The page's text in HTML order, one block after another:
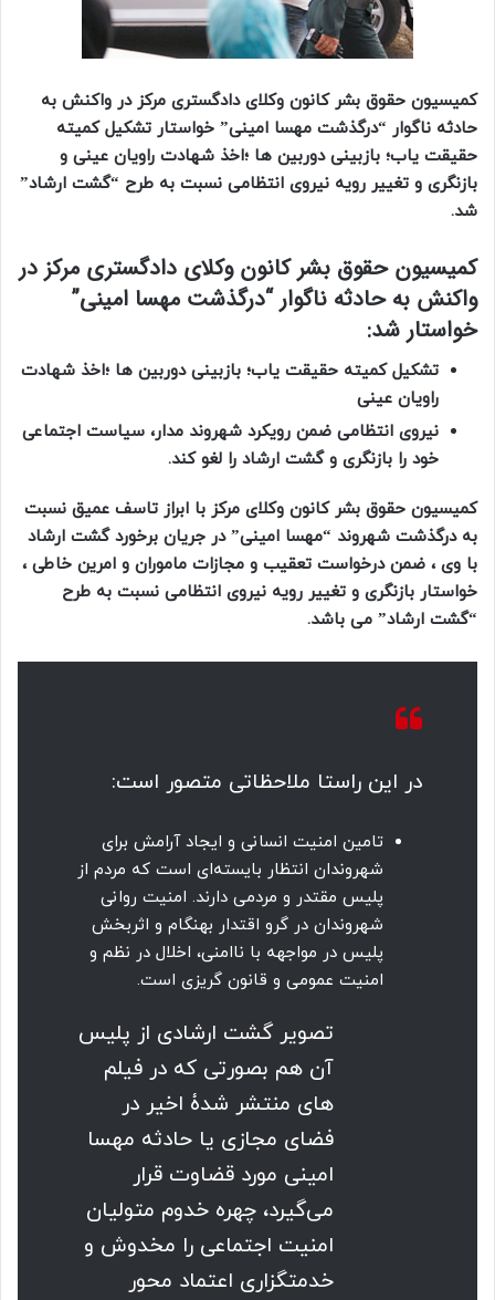
کمیسیون حقوق بشر کانون وکلای دادگستری مرکز در واکنش به
حادثه ناگوار “درگذشت مهسا امینی” خواستار تشکیل کمیته
حقیقت یاب؛ بازبینی دوربین ها ؛اخذ شهادت راویان عینی و
بازنگری و تغییر رویه نیروی انتظامی نسبت به طرح “گشت‌ ارشاد”
شد.
کمیسیون حقوق بشر کانون وکلای دادگستری مرکز در
واکنش به حادثه ناگوار “درگذشت مهسا امینی”
خواستار شد:
تشکیل کمیته حقیقت یاب؛ بازبینی دوربین ها ؛اخذ شهادت
راویان عینی
نیروی انتظامی ضمن رویکرد شهروند مدار، سیاست اجتماعی
خود را بازنگری و گشت ارشاد را لغو کند.
کمیسیون حقوق بشر کانون وکلای مرکز با ابراز تاسف عمیق نسبت
به درگذشت شهروند “مهسا امینی” در جریان برخورد گشت ارشاد
با وی ، ضمن درخواست تعقیب و مجازات ماموران و امرین خاطی ،
خواستار بازنگری و تغییر رویه نیروی انتظامی نسبت به طرح
“گشت‌ ارشاد” می باشد.
در این راستا ملاحظاتی متصور است:
تامین امنیت انسانی و ایجاد آرامش برای
شهروندان انتظار بایسته‌ای است که مردم از
پلیس مقتدر و مردمی دارند. امنیت روانی
شهروندان در گرو اقتدار بهنگام و اثربخش
پلیس در مواجهه با ناامنی، اخلال در نظم و
امنیت عمومی و قانون گریزی است.
تصویر گشت ارشادی از پلیس
آن هم بصورتی که در فیلم
های منتشر شدۀ اخیر در
فضای مجازی یا حادثه مهسا
امینی مورد قضاوت قرار
می‌گیرد، چهره خدوم متولیان
امنیت اجتماعی را مخدوش و
خدمتگزاری اعتماد محور